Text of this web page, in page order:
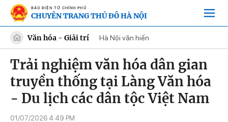
BÁO ĐIỆN TỬ CHÍNH PHỦ
CHUYÊN TRANG THỦ ĐÔ HÀ NỘI
Văn hóa - Giải trí Hà Nội văn hiến
Trải nghiệm văn hóa dân gian
truyền thống tại Làng Văn hóa
- Du lịch các dân tộc Việt Nam
01/07/2026 4:49 PM